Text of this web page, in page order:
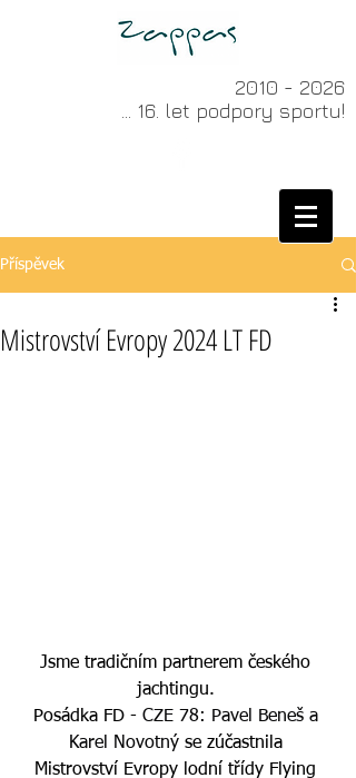
2010 - 2026
... 16. let podpory sportu!
Příspěvek
Mistrovství Evropy 2024 LT FD
Jsme tradičním partnerem českého
jachtingu.
Posádka FD - CZE 78: Pavel Beneš a
Karel Novotný se zúčastnila
Mistrovství Evropy lodní třídy Flying